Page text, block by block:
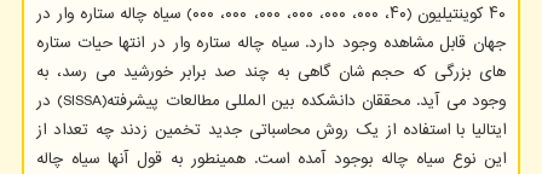
۴۰ کوینتیلیون (۴۰، ۰۰۰، ۰۰۰، ۰۰۰، ۰۰۰، ۰۰۰، ۰۰۰) سیاه چاله ستاره وار در
جهان قابل مشاهده وجود دارد. سیاه چاله ستاره وار در انتها حیات ستاره
های بزرگی که حجم شان گاهی به چند صد برابر خورشید می رسد، به
وجود می آید. محققان دانشکده بین المللی مطالعات پیشرفته(SISSA) در
ایتالیا با استفاده از یک روش محاسباتی جدید تخمین زدند چه تعداد از
این نوع سیاه چاله بوجود آمده است. همینطور به قول آنها سیاه چاله